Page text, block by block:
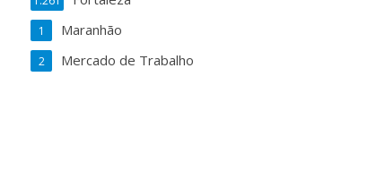
Maranhão
1
Mercado de Trabalho
2